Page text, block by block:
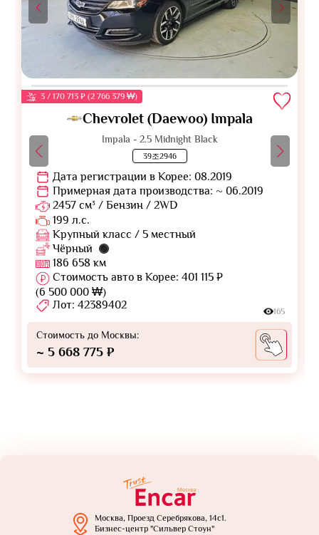
3 / 170 713 ₽ (2 766 379 ₩)
Chevrolet (Daewoo) Impala
Impala - 2.5 Midnight Black
39조2946
Дата регистрации в Корее: 08.2019
Примерная дата производства: ~ 06.2019
2457 см³ / Бензин / 2WD
199 л.с.
Крупный класс / 5 местный
Чёрный
186 658 км
Стоимость авто в Корее: 401 115 ₽
(6 500 000 ₩)
Лот: 42389402
165
Стоимость до Москвы:
~ 5 668 775 ₽
Москва, Проезд Серебрякова, 14с1.
Бизнес-центр "Сильвер Стоун"